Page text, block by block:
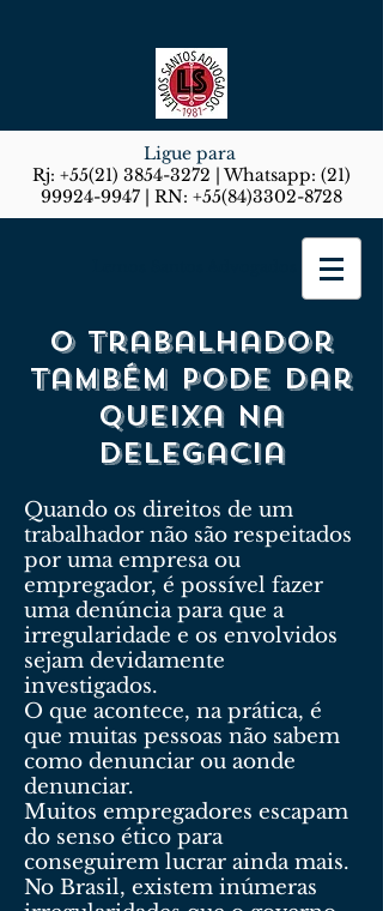
Ligue para
Rj: +55(21) 3854-3272 | Whatsapp: (21)
99924-9947 | RN: +55(84)3302-8728
O trabalhador
também pode dar
queixa na
delegacia
Quando os direitos de um
trabalhador não são respeitados
por uma empresa ou
empregador, é possível fazer
uma denúncia para que a
irregularidade e os envolvidos
sejam devidamente
investigados.
O que acontece, na prática, é
que muitas pessoas não sabem
como denunciar ou aonde
denunciar.
Muitos empregadores escapam
do senso ético para
conseguirem lucrar ainda mais.
No Brasil, existem inúmeras